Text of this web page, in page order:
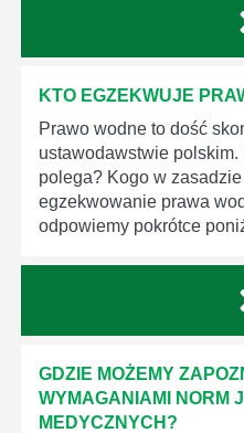
KTO EGZEKWUJE
Prawo wodne to dość
ustawodawstwie polskim.
polega? Kogo w
egzekwowanie prawa
odpowiemy pokrótce
GDZIE MOŻEMY
WYMAGANIAMI NORM
MEDYCZNYCH?